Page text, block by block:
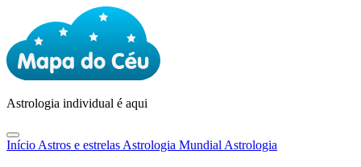
Astrologia individual é aqui
Início Astros e estrelas Astrologia Mundial Astrologia